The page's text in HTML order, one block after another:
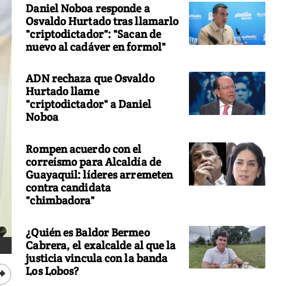
Daniel Noboa responde a
Osvaldo Hurtado tras llamarlo
"criptodictador": "Sacan de
nuevo al cadáver en formol"
ADN rechaza que Osvaldo
Hurtado llame
"criptodictador" a Daniel
Noboa
Rompen acuerdo con el
correísmo para Alcaldía de
Guayaquil: líderes arremeten
contra candidata
"chimbadora"
¿Quién es Baldor Bermeo
Cabrera, el exalcalde al que la
justicia vincula con la banda
Los Lobos?